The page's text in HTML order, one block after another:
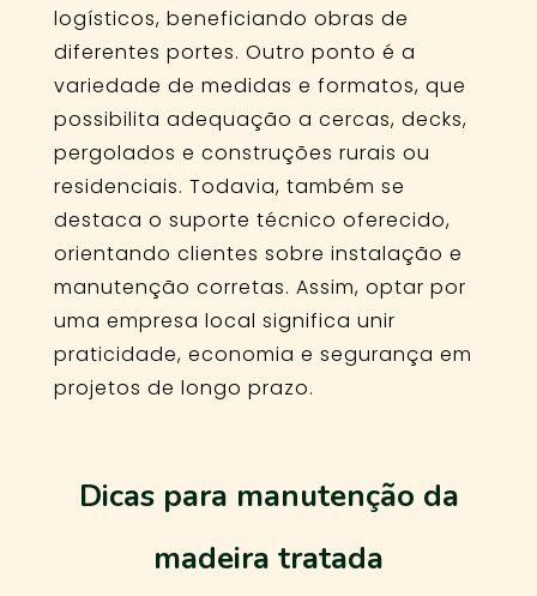
logísticos, beneficiando obras de
diferentes portes. Outro ponto é a
variedade de medidas e formatos, que
possibilita adequação a cercas, decks,
pergolados e construções rurais ou
residenciais. Todavia, também se
destaca o suporte técnico oferecido,
orientando clientes sobre instalação e
manutenção corretas. Assim, optar por
uma empresa local significa unir
praticidade, economia e segurança em
projetos de longo prazo.
Dicas para manutenção da
madeira tratada